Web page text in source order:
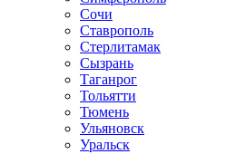
Сочи
Ставрополь
Стерлитамак
Сызрань
Таганрог
Тольятти
Тюмень
Ульяновск
Уральск